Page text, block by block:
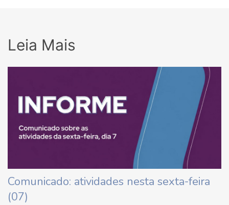
Leia Mais
Comunicado: atividades nesta sexta-feira
(07)